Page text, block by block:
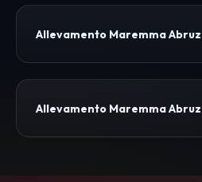
Allevamento Maremma
Allevamento Maremma